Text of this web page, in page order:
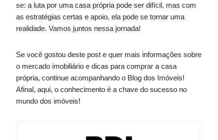
se: a luta por uma casa própria pode ser difícil, mas com
as estratégias certas e apoio, ela pode se tornar uma
realidade. Vamos juntos nessa jornada!
Se você gostou deste post e quer mais informações sobre
o mercado imobiliário e dicas para comprar a casa
própria, continue acompanhando o Blog dos Imóveis!
Afinal, aqui, o conhecimento é a chave do sucesso no
mundo dos imóveis!